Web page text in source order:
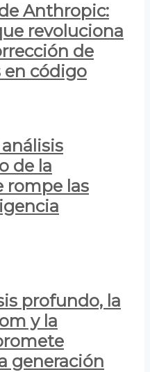
Anthropic:
revoluciona
de
en código
análisis
de la
rompe las
profundo, la
y la
generación